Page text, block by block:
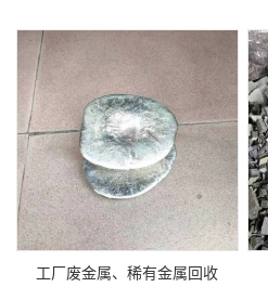
工厂废金属、稀有金属回收